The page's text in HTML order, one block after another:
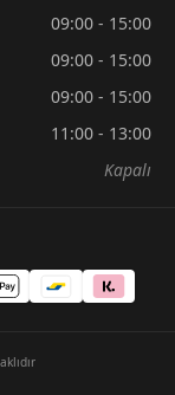
09:00 - 15:00
09:00 - 15:00
09:00 - 15:00
11:00 - 13:00
Kapalı